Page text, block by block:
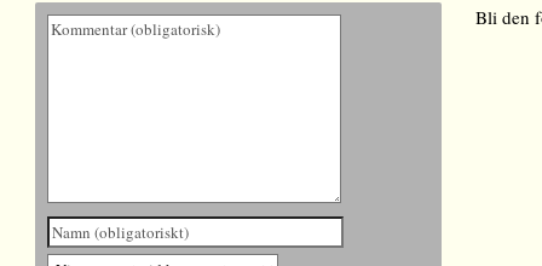
Bli den